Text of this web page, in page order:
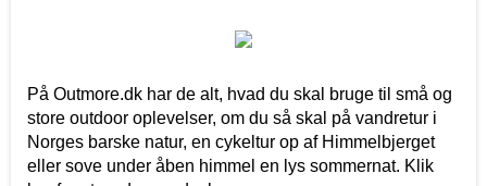
På Outmore.dk har de alt, hvad du skal bruge til små og
store outdoor oplevelser, om du så skal på vandretur i
Norges barske natur, en cykeltur op af Himmelbjerget
eller sove under åben himmel en lys sommernat. Klik